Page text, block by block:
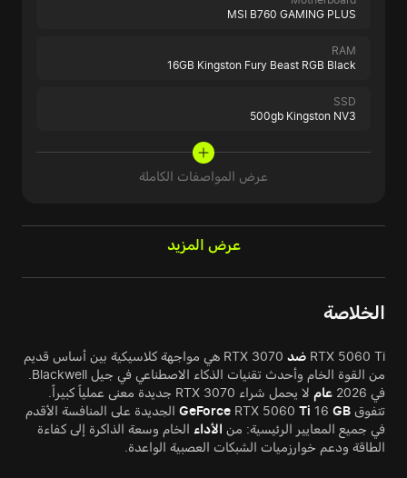
MSI B760 GAMING PLUS
RAM
16GB Kingston Fury Beast RGB Black
SSD
500gb Kingston NV3
عرض المواصفات الكاملة
عرض المزيد
الخلاصة
RTX 5060 Ti ضد
RTX 3070 هي مواجهة كلاسيكية بين أساس قديم
في 2026
عام
لا يحمل شراء RTX 3070 جديدة معنى عملياً كبيراً.
تتفوق
GeForce RTX 5060 Ti 16 GB
الجديدة على المنافسة الأقدم
في جميع المعايير الرئيسية: من الأداء الخام وسعة الذاكرة إلى كفاءة
الطاقة ودعم خوارزميات الشبكات العصبية الواعدة.